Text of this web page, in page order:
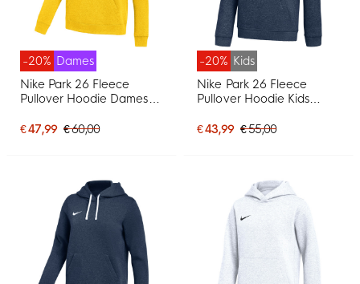
-20% Dames
Nike Park 26 Fleece
Pullover Hoodie Dames
€ 47,99 € 60,00
-20% Kids
Nike Park 26 Fleece
Pullover Hoodie Kids
€ 43,99 € 55,00